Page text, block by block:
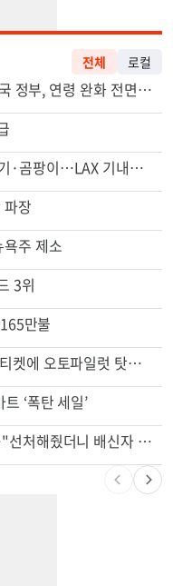
장
주 제소
3위
만불
‘폭탄 세일’
한인 남성, 처형 상대로 성범죄…"선처해줬더니 배신자 취급"